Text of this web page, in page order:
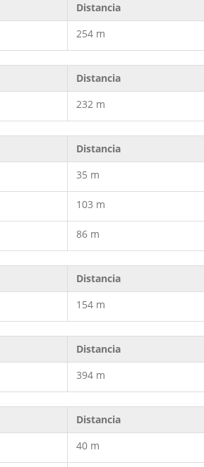
Distancia
254 m
Distancia
232 m
Distancia
35 m
103 m
86 m
Distancia
154 m
Distancia
394 m
Distancia
40 m